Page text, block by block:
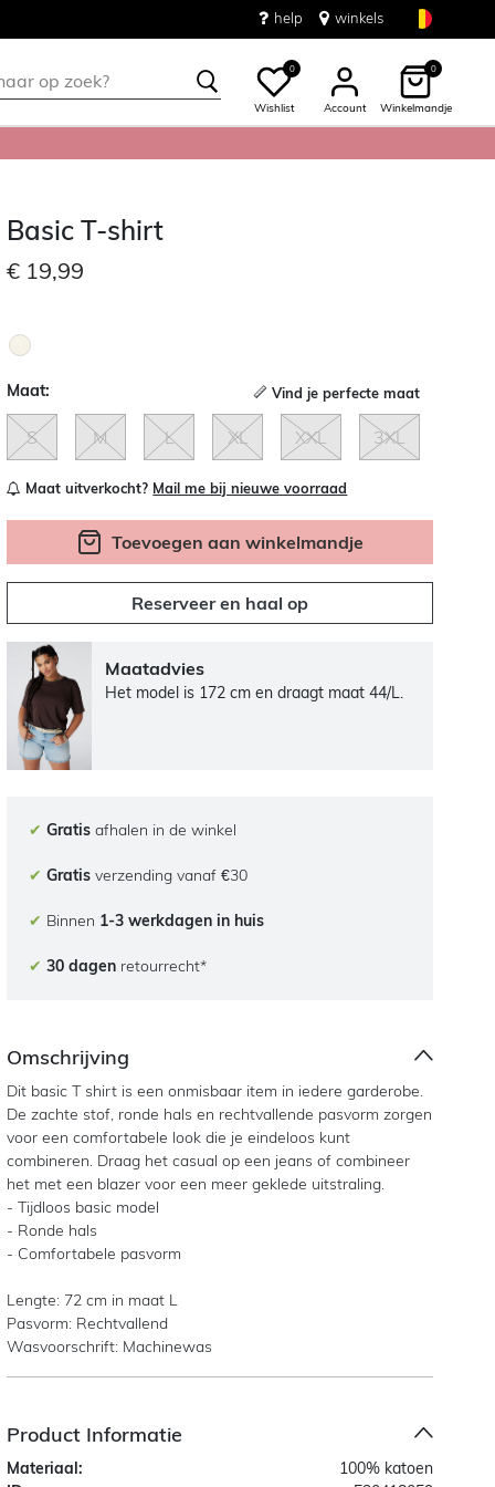
help winkels
0
Wishlist Account
0
Winkelmandje
Basic T-shirt
€ 19,99
Maat: Vind je perfecte maat
S M L XL XXL 3XL
Maat uitverkocht? Mail me bij nieuwe voorraad
Toevoegen aan winkelmandje
Reserveer en haal op
Maatadvies
Het model is 172 cm en draagt maat 44/L.
✔ Gratis afhalen in de winkel
✔ Gratis verzending vanaf €30
✔ Binnen 1-3 werkdagen in huis
✔ 30 dagen retourrecht*
Omschrijving
Dit basic T shirt is een onmisbaar item in iedere garderobe.
De zachte stof, ronde hals en rechtvallende pasvorm zorgen
voor een comfortabele look die je eindeloos kunt
combineren. Draag het casual op een jeans of combineer
het met een blazer voor een meer geklede uitstraling.
- Tijdloos basic model
- Ronde hals
- Comfortabele pasvorm
Lengte: 72 cm in maat L
Pasvorm: Rechtvallend
Wasvoorschrift: Machinewas
Product Informatie
Materiaal:
100% katoen